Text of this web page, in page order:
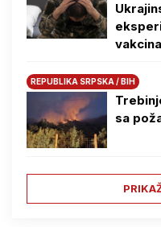
vakcina
REPUBLIKA SRPSKA / BIH
sa